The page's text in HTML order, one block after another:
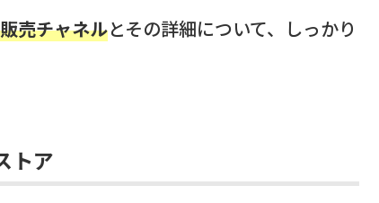
売チャネルとその詳細について、しっかり
トア